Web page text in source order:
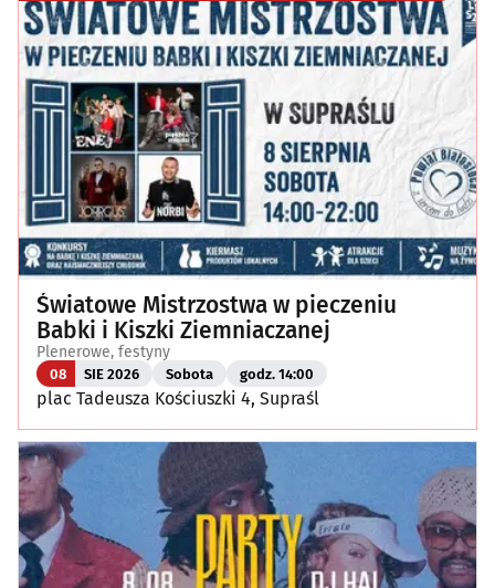
Światowe Mistrzostwa w pieczeniu
Babki i Kiszki Ziemniaczanej
Plenerowe, festyny
08 SIE 2026 Sobota godz. 14:00
plac Tadeusza Kościuszki 4, Supraśl